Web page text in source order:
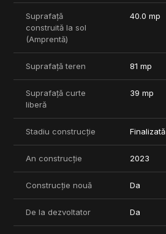
Suprafață
construită la sol
(Amprentă)
40.0 mp
Suprafață teren 81 mp
Suprafață curte
liberă
39 mp
Stadiu construcție Finalizată
An construcție 2023
Construcție nouă Da
De la dezvoltator Da